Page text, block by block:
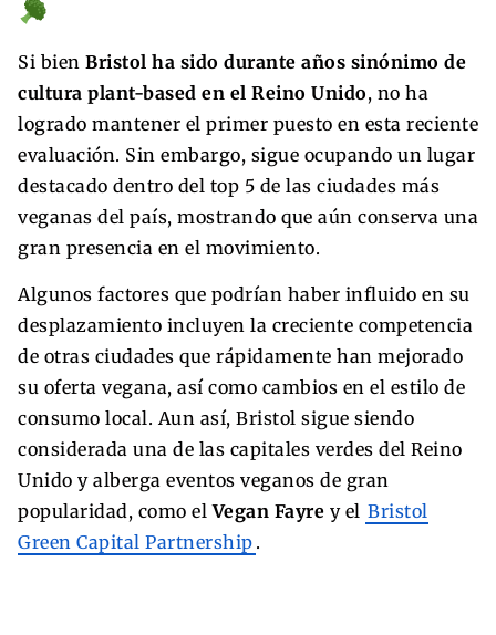
Si bien Bristol ha sido durante años sinónimo de
cultura plant-based en el Reino Unido, no ha
logrado mantener el primer puesto en esta reciente
evaluación. Sin embargo, sigue ocupando un lugar
destacado dentro del top 5 de las ciudades más
veganas del país, mostrando que aún conserva una
gran presencia en el movimiento.
Algunos factores que podrían haber influido en su
desplazamiento incluyen la creciente competencia
de otras ciudades que rápidamente han mejorado
su oferta vegana, así como cambios en el estilo de
consumo local. Aun así, Bristol sigue siendo
considerada una de las capitales verdes del Reino
Unido y alberga eventos veganos de gran
popularidad, como elVegan Fayre y el Bristol
Green Capital Partnership .